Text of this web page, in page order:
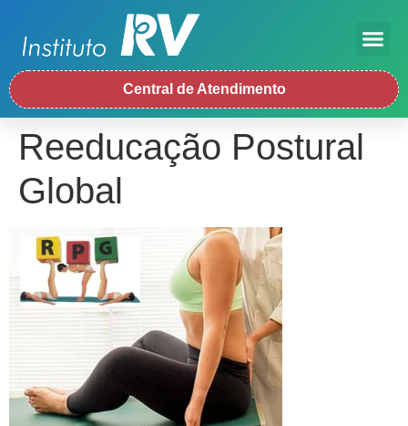
Central de Atendimento
Reeducação Postural
Global